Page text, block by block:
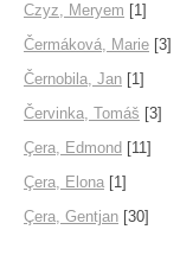
Czyz, Meryem [1]
Čermáková, Marie [3]
Černobila, Jan [1]
Červinka, Tomáš [3]
Çera, Edmond [11]
Çera, Elona [1]
Çera, Gentjan [30]